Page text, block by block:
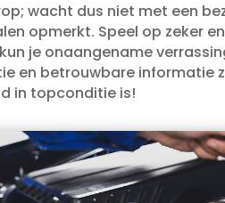
wacht dus niet met een
opmerkt.​ Speel op zeker
je onaangename
en betrouwbare informatie
in topconditie is!